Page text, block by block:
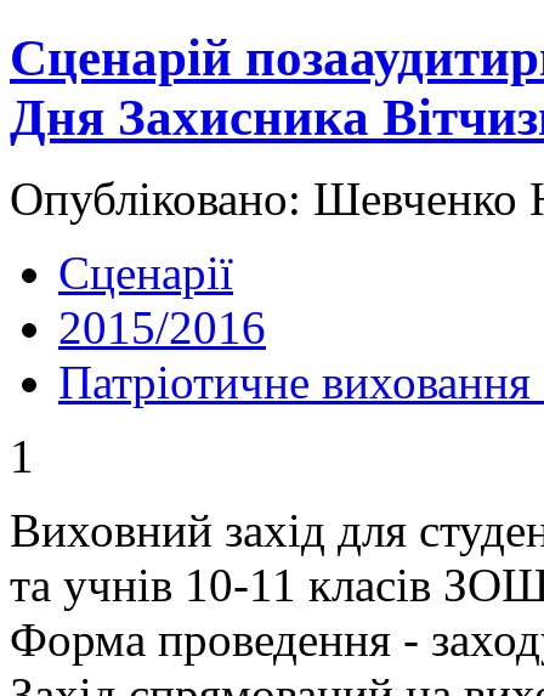
Сценарій
Дня Захисника
Опубліковано: Шевченко
Сценарії
2015/2016
Патріотичне виховання
1
Виховний захід для
та учнів 10-11 класів
Форма проведення -